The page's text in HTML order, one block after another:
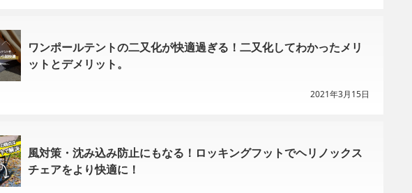
ワンポールテントの二又化が快適過ぎる！二又化してわかったメリ
ットとデメリット。
2021年3月15日
風対策・沈み込み防止にもなる！ロッキングフットでヘリノックス
チェアをより快適に！